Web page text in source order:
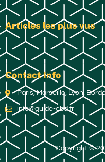
Articles les plus vus
Contact Info
Paris, Marseille, Lyon,
info@guide-cbd.fr
Copyright ©